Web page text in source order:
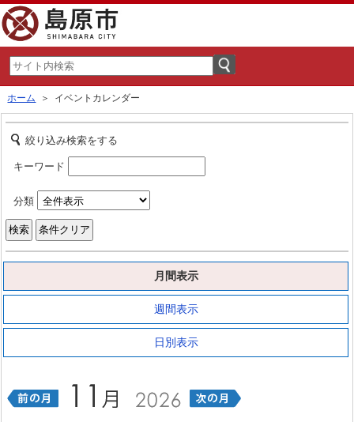
ホーム ＞ イベントカレンダー
絞り込み検索をする
キーワード
分類
月間表示
週間表示
日別表示